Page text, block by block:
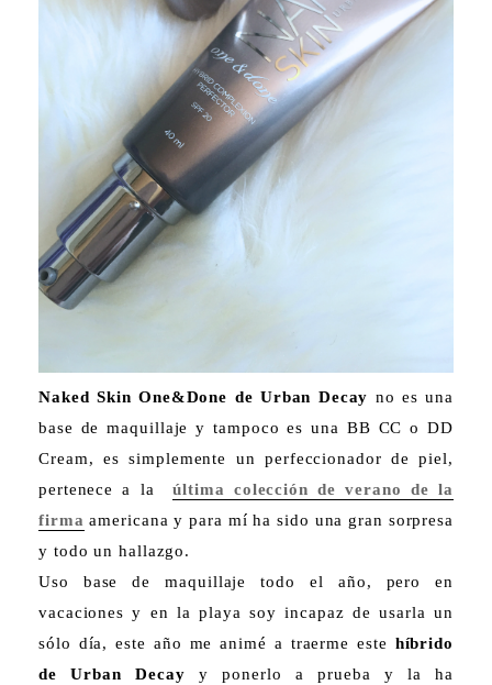
Naked Skin One&Done de Urban Decay no es una
base de maquillaje y tampoco es una BB CC o DD
Cream, es simplemente un perfeccionador de piel,
pertenece a laúltima colección de verano de la
firma americana y para mí ha sido una gran sorpresa
y todo un hallazgo.
Uso base de maquillaje todo el año, pero en
vacaciones y en la playa soy incapaz de usarla un
sólo día, este año me animé a traerme este híbrido
de Urban Decay y ponerlo a prueba y la ha